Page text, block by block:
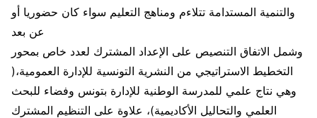
والتنمية المستدامة تتلاءم ومناهج التعليم سواء كان حضوريا أو
عن بعد
وشمل الاتفاق التنصيص على الإعداد المشترك لعدد خاص بمحور
التخطيط الاستراتيجي من النشرية التونسية للإدارة العمومية،(
وهي نتاج علمي للمدرسة الوطنية للإدارة بتونس وفضاء للبحث
العلمي والتحاليل الأكاديمية)، علاوة على التنظيم المشترك